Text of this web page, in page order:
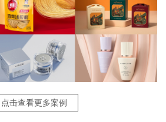
点击查看更多案例